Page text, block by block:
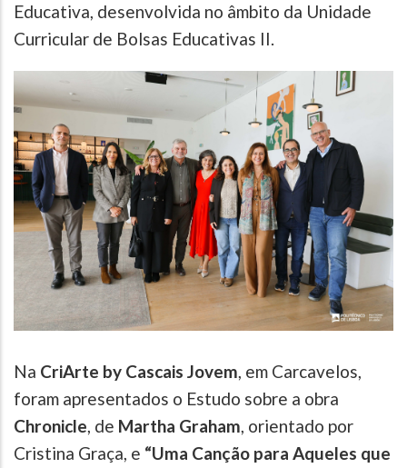
Educativa, desenvolvida no âmbito da Unidade
Curricular de Bolsas Educativas II.
Na CriArte by Cascais Jovem , em Carcavelos,
foram apresentados o Estudo sobre a obra
Chronicle , de Martha Graham , orientado por
Cristina Graça, e “Uma Canção para Aqueles que